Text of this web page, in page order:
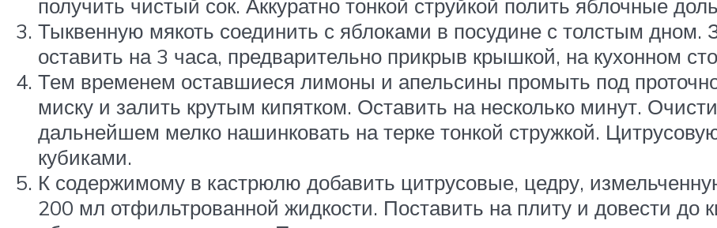
получить чистый сок. Аккуратно тонкой струйкой полить яблочные
Тыквенную мякоть соединить с яблоками в посудине с толстым дном.
оставить на 3 часа, предварительно прикрыв крышкой, на кухонном
Тем временем оставшиеся лимоны и апельсины промыть под
миску и залить крутым кипятком. Оставить на несколько минут.
дальнейшем мелко нашинковать на терке тонкой стружкой.
кубиками.
К содержимому в кастрюлю добавить цитрусовые, цедру,
200 мл отфильтрованной жидкости. Поставить на плиту и довести до